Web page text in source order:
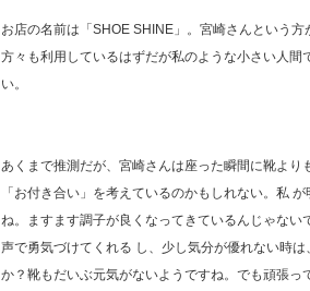
お店の名前は「SHOE SHINE」。宮崎さんという
方々も利用しているはずだが私のような小さい人
い。
あくまで推測だが、宮崎さんは座った瞬間に靴よ
「お付き合い」を考えているのかもしれない。私
ね。ますます調子が良くなってきているんじゃな
声で勇気づけてくれる し、少し気分が優れない時
か？靴もだいぶ元気がないようですね。でも頑張